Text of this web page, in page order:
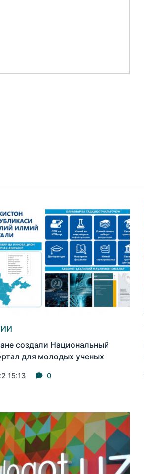
создали Национальный
для молодых ученых
15:13 0